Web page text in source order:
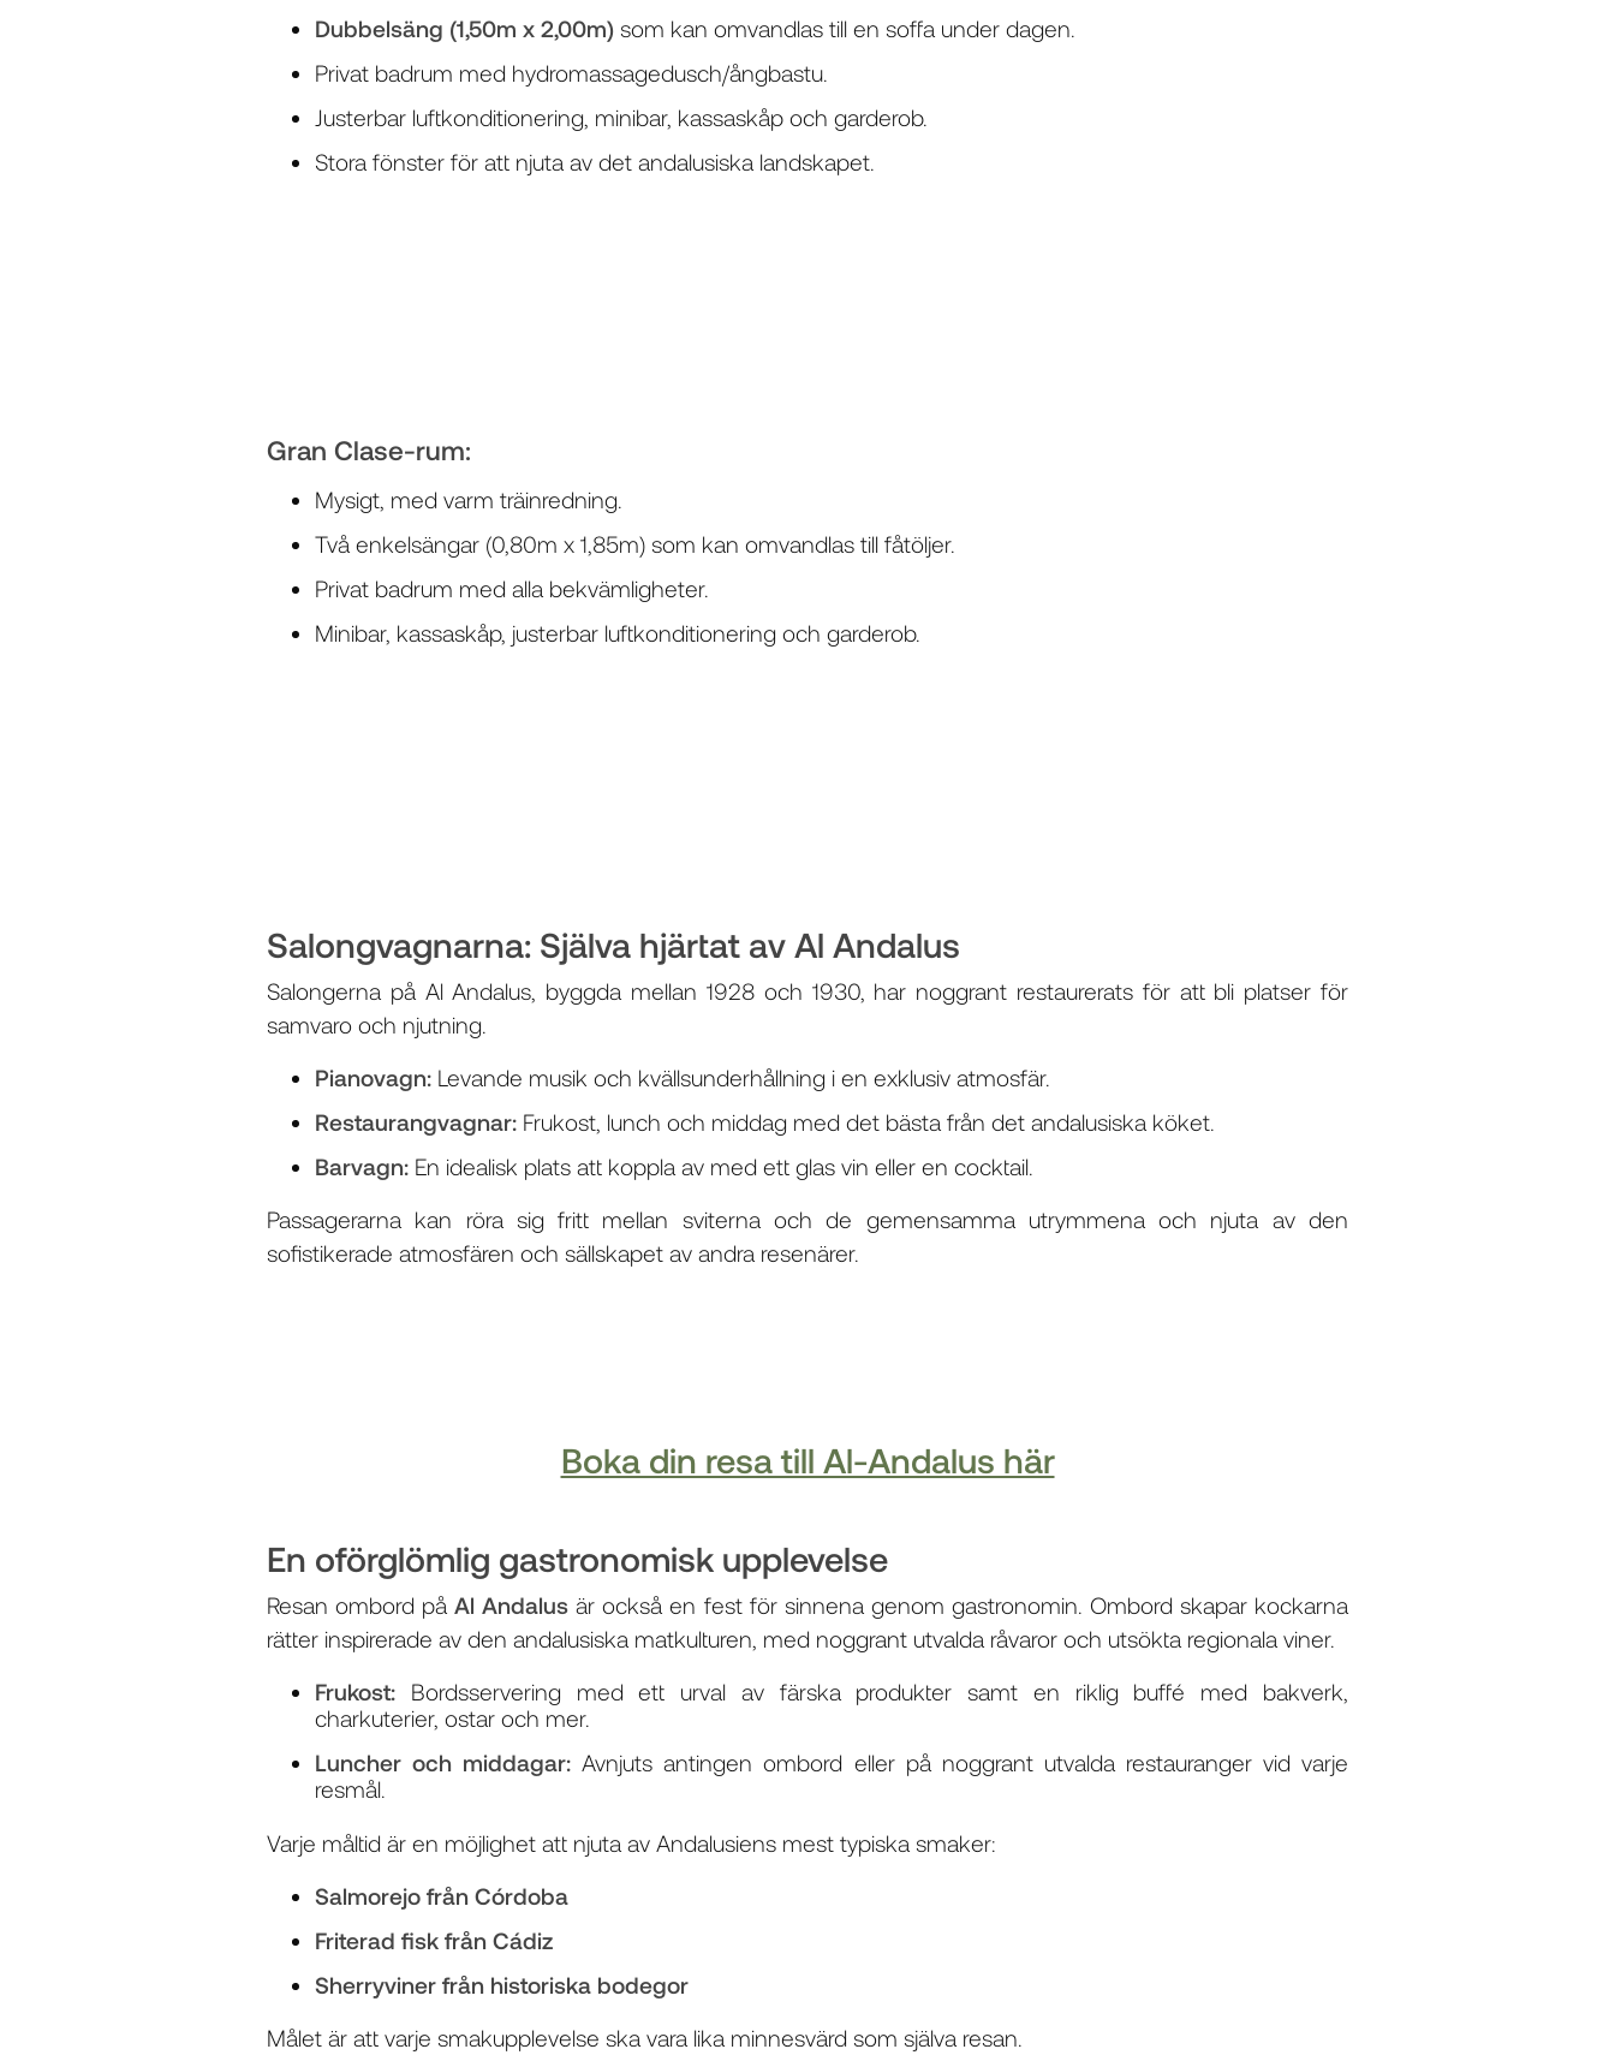
Dubbelsäng (1,50m x 2,00m) som kan omvandlas till en soffa under dagen.
Privat badrum med hydromassagedusch/ångbastu.
Justerbar luftkonditionering, minibar, kassaskåp och garderob.
Stora fönster för att njuta av det andalusiska landskapet.
Gran Clase-rum:
Mysigt, med varm träinredning.
Två enkelsängar (0,80m x 1,85m) som kan omvandlas till fåtöljer.
Privat badrum med alla bekvämligheter.
Minibar, kassaskåp, justerbar luftkonditionering och garderob.
Salongvagnarna: Själva hjärtat av Al Andalus
Salongerna på Al Andalus, byggda mellan 1928 och 1930, har noggrant restaurerats för att bli platser för
samvaro och njutning.
Pianovagn: Levande musik och kvällsunderhållning i en exklusiv atmosfär.
Restaurangvagnar: Frukost, lunch och middag med det bästa från det andalusiska köket.
Barvagn: En idealisk plats att koppla av med ett glas vin eller en cocktail.
Passagerarna kan röra sig fritt mellan sviterna och de gemensamma utrymmena och njuta av den
sofistikerade atmosfären och sällskapet av andra resenärer.
Boka din resa till Al-Andalus här
En oförglömlig gastronomisk upplevelse
Resan ombord påAl Andalus är också en fest för sinnena genom gastronomin. Ombord skapar kockarna
rätter inspirerade av den andalusiska matkulturen, med noggrant utvalda råvaror och utsökta regionala viner.
Frukost: Bordsservering med ett urval av färska produkter samt en riklig buffé med bakverk,
charkuterier, ostar och mer.
Luncher och middagar: Avnjuts antingen ombord eller på noggrant utvalda restauranger vid varje
resmål.
Varje måltid är en möjlighet att njuta av Andalusiens mest typiska smaker:
Salmorejo från Córdoba
Friterad fisk från Cádiz
Sherryviner från historiska bodegor
Målet är att varje smakupplevelse ska vara lika minnesvärd som själva resan.